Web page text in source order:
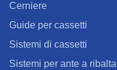
Cerniere
Guide per cassetti
Sistemi di cassetti
Sistemi per ante a ribalta